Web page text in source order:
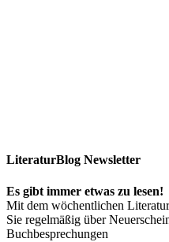
LiteraturBlog Newsletter
Es gibt immer etwas zu lesen!
Mit dem wöchentlichen
Sie regelmäßig über
Buchbesprechungen